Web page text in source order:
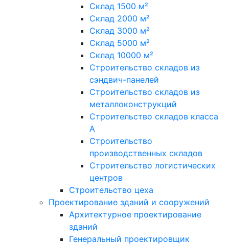
Склад 1500 м²
Склад 2000 м²
Склад 3000 м²
Склад 5000 м²
Склад 10000 м²
Строительство складов из
сэндвич-панелей
Строительство складов из
металлоконструкций
Строительство складов класса
А
Строительство
производственных складов
Строительство логистических
центров
Строительство цеха
Проектирование зданий и сооружений
Архитектурное проектирование
зданий
Генеральный проектировщик